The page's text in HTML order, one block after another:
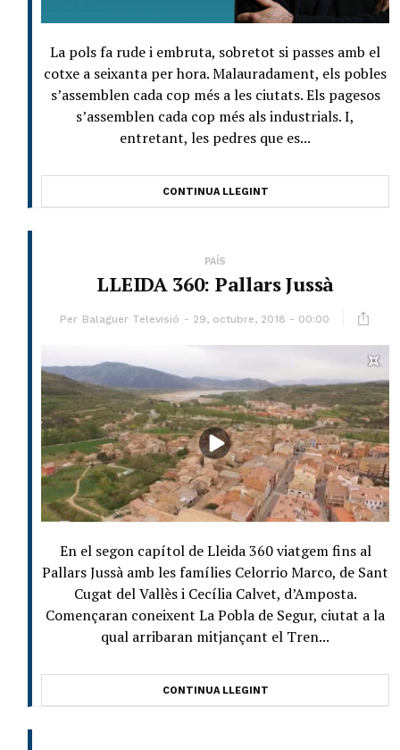
La pols fa rude i embruta, sobretot si passes amb el
cotxe a seixanta per hora. Malauradament, els pobles
s’assemblen cada cop més a les ciutats. Els pagesos
s’assemblen cada cop més als industrials. I,
entretant, les pedres que es...
CONTINUA LLEGINT
PAÍS
LLEIDA 360: Pallars Jussà
Per Balaguer Televisió 29, octubre, 2018 - 00:00
En el segon capítol de Lleida 360 viatgem fins al
Pallars Jussà amb les famílies Celorrio Marco, de Sant
Cugat del Vallès i Cecília Calvet, d’Amposta.
Començaran coneixent La Pobla de Segur, ciutat a la
qual arribaran mitjançant el Tren...
CONTINUA LLEGINT